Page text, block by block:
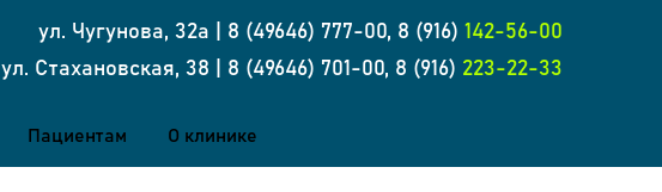
ул. Чугунова, 32а | 8 (49646) 777-00, 8 (916) 142-56-00
ул. Стахановская, 38 | 8 (49646) 701-00, 8 (916) 223-22-33
Пациентам О клинике